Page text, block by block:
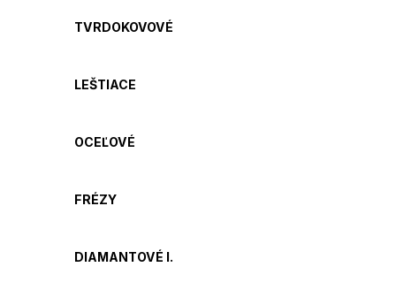
TVRDOKOVOVÉ
LEŠTIACE
OCEĽOVÉ
FRÉZY
DIAMANTOVÉ I.